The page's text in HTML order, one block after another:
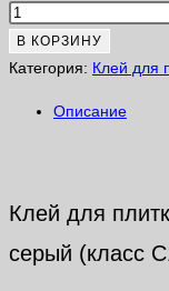
В КОРЗИНУ
Категория: Клей для
Описание
Клей для
серый (класс